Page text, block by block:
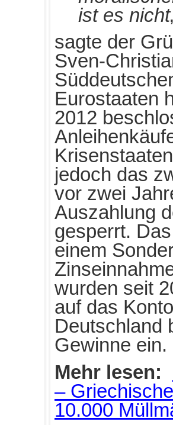
ist es nicht
sagte der
Sven-
Eurostaaten
2012
jedoch das
vor zwei
Auszahlung
gesperrt.
einem
wurden seit
auf das
Deutschland
Gewinne ein.
Mehr lesen:
–
10.000